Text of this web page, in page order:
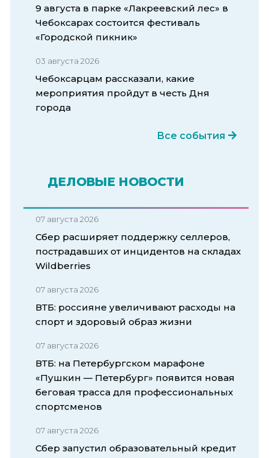
9 августа в парке «Лакреевский лес» в
Чебоксарах состоится фестиваль
«Городской пикник»
03 августа 2026
Чебоксарцам рассказали, какие
мероприятия пройдут в честь Дня
города
Все события
ДЕЛОВЫЕ НОВОСТИ
07 августа 2026
Сбер расширяет поддержку селлеров,
пострадавших от инцидентов на складах
Wildberries
07 августа 2026
ВТБ: россияне увеличивают расходы на
спорт и здоровый образ жизни
07 августа 2026
ВТБ: на Петербургском марафоне
«Пушкин — Петербург» появится новая
беговая трасса для профессиональных
спортсменов
07 августа 2026
Сбер запустил образовательный кредит